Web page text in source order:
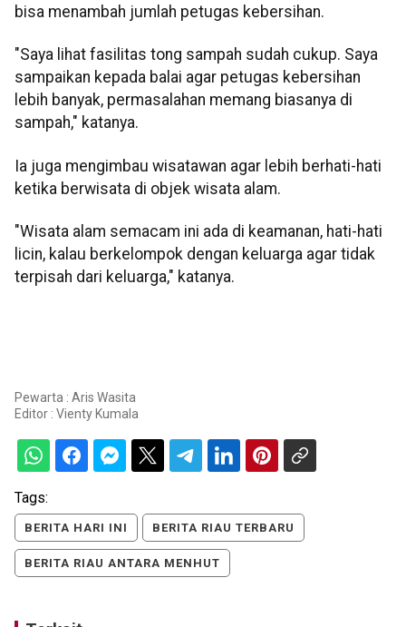
bisa menambah jumlah petugas kebersihan.
"Saya lihat fasilitas tong sampah sudah cukup. Saya
sampaikan kepada balai agar petugas kebersihan
lebih banyak, permasalahan memang biasanya di
sampah," katanya.
Ia juga mengimbau wisatawan agar lebih berhati-hati
ketika berwisata di objek wisata alam.
"Wisata alam semacam ini ada di keamanan, hati-hati
licin, kalau berkelompok dengan keluarga agar tidak
terpisah dari keluarga," katanya.
Pewarta : Aris Wasita
Editor : Vienty Kumala
Tags:
BERITA HARI INI BERITA RIAU TERBARU
BERITA RIAU ANTARA MENHUT